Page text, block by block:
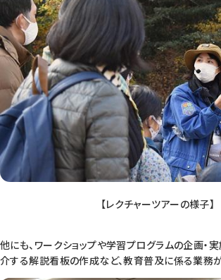
【レクチャーツアーの様子】
他にも、ワークショップや学習プログラムの企画・
介する解説看板の作成など、教育普及に係る業務が